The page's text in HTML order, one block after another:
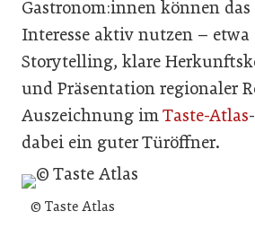
Gastronom:innen können
Interesse aktiv nutzen – etwa
Storytelling, klare
und Präsentation regionaler
Auszeichnung imTaste-Atlas
dabei ein guter Türöffner.
© Taste Atlas